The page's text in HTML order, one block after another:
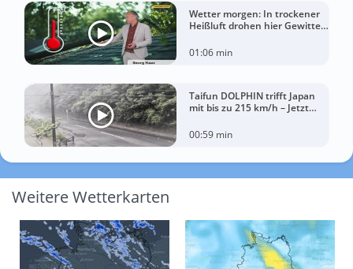
Wetter morgen: In trockener
Heißluft drohen hier Gewitter
01:06 min
Taifun DOLPHIN trifft Japan
mit bis zu 215 km/h – Jetzt
00:59 min
Weitere Wetterkarten